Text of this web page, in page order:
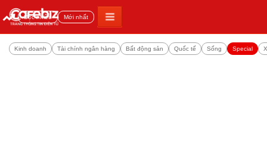
Đọc nhiều Mới nhất
Kinh doanh Tài chính ngân hàng Bất động sản Quốc tế Sống Special